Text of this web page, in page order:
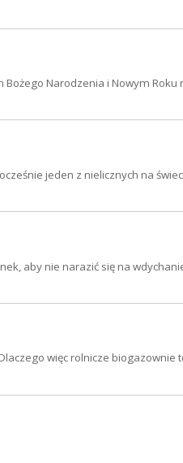
Bożego Narodzenia i Nowym Roku
jeden z nielicznych na
aby nie narazić się na
więc rolnicze biogazownie